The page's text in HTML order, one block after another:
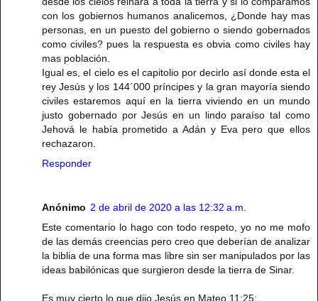
con los gobiernos humanos analicemos, ¿Donde hay mas
personas, en un puesto del gobierno o siendo gobernados
como civiles? pues la respuesta es obvia como civiles hay
mas población.
Igual es, el cielo es el capitolio por decirlo así donde esta el
rey Jesús y los 144´000 príncipes y la gran mayoría siendo
civiles estaremos aquí en la tierra viviendo en un mundo
justo gobernado por Jesús en un lindo paraíso tal como
Jehová le había prometido a Adán y Eva pero que ellos
rechazaron.
Responder
Anónimo 2 de abril de 2020 a las 12:32 a.m.
Este comentario lo hago con todo respeto, yo no me mofo
de las demás creencias pero creo que deberían de analizar
la biblia de una forma mas libre sin ser manipulados por las
ideas babilónicas que surgieron desde la tierra de Sinar.
Es muy cierto lo que dijo Jesús en Mateo 11:25: